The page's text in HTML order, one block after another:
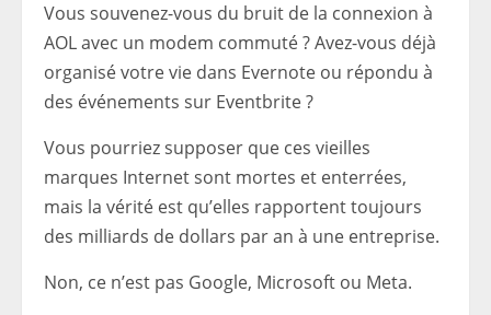
Vous souvenez-vous du bruit de la connexion à
AOL avec un modem commuté ? Avez-vous déjà
organisé votre vie dans Evernote ou répondu à
des événements sur Eventbrite ?
Vous pourriez supposer que ces vieilles
marques Internet sont mortes et enterrées,
mais la vérité est qu’elles rapportent toujours
des milliards de dollars par an à une entreprise.
Non, ce n’est pas Google, Microsoft ou Meta.